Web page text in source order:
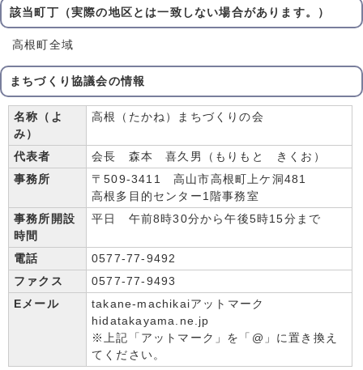
該当町丁（実際の地区とは一致しない場合があります。）
高根町全域
まちづくり協議会の情報
名称（よ
み）
高根（たかね）まちづくりの会
代表者
会長 森本 喜久男（もりもと きくお）
事務所
〒509-3411 高山市高根町上ケ洞481
高根多目的センター1階事務室
事務所開設
時間
平日 午前8時30分から午後5時15分まで
電話
0577-77-9492
ファクス
0577-77-9493
Eメール
takane-machikaiアットマーク
hidatakayama.ne.jp
※上記「アットマーク」を「@」に置き換え
てください。